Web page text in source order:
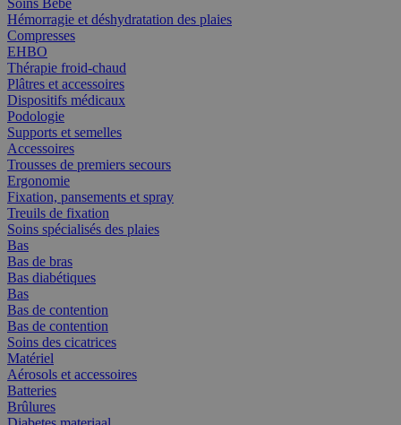
Soins Bébé
Hémorragie et déshydratation des plaies
Compresses
EHBO
Thérapie froid-chaud
Plâtres et accessoires
Dispositifs médicaux
Podologie
Supports et semelles
Accessoires
Trousses de premiers secours
Ergonomie
Fixation, pansements et spray
Treuils de fixation
Soins spécialisés des plaies
Bas
Bas de bras
Bas diabétiques
Bas
Bas de contention
Bas de contention
Soins des cicatrices
Matériel
Aérosols et accessoires
Batteries
Brûlures